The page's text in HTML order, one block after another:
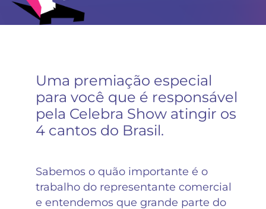
Uma premiação especial
para você que é responsável
pela Celebra Show atingir os
4 cantos do Brasil.
Sabemos o quão importante é o
trabalho do representante comercial
e entendemos que grande parte do